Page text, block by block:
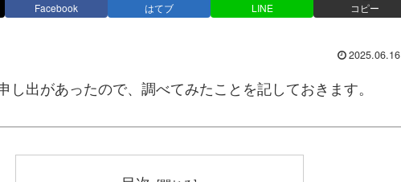
Facebook はてブ LINE コピー
2025.06.16
し出があったので、調べてみたことを記しておきます。